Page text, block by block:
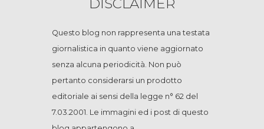
DISCLAIMER
Questo blog non rappresenta una testata
giornalistica in quanto viene aggiornato
senza alcuna periodicità. Non può
pertanto considerarsi un prodotto
editoriale ai sensi della legge n° 62 del
7.03.2001. Le immagini ed i post di questo